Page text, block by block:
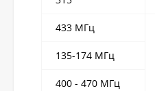
433 МГц
135-174 МГц
400 - 470 МГц